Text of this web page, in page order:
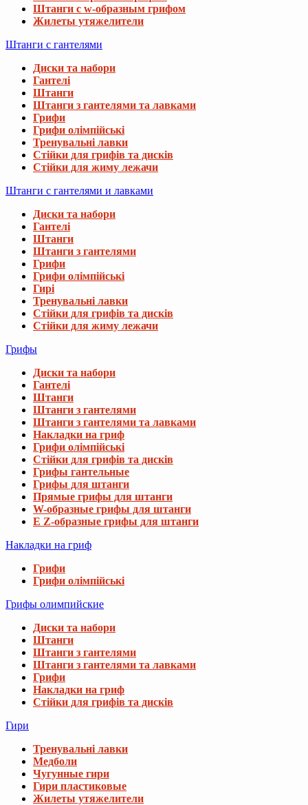
Штанги с w-образным грифом
Жилеты утяжелители
Штанги с гантелями
Диски та набори
Гантелі
Штанги
Штанги з гантелями та лавками
Грифи
Грифи олімпійські
Тренувальні лавки
Стійки для грифів та дисків
Стійки для жиму лежачи
Штанги с гантелями и лавками
Диски та набори
Гантелі
Штанги
Штанги з гантелями
Грифи
Грифи олімпійські
Гирі
Тренувальні лавки
Стійки для грифів та дисків
Стійки для жиму лежачи
Грифы
Диски та набори
Гантелі
Штанги
Штанги з гантелями
Штанги з гантелями та лавками
Накладки на гриф
Грифи олімпійські
Стійки для грифів та дисків
Грифы гантельные
Грифы для штанги
Прямые грифы для штанги
W-образные грифы для штанги
E Z-образные грифы для штанги
Накладки на гриф
Грифи
Грифи олімпійські
Грифы олимпийские
Диски та набори
Штанги
Штанги з гантелями
Штанги з гантелями та лавками
Грифи
Накладки на гриф
Стійки для грифів та дисків
Гири
Тренувальні лавки
Медболи
Чугунные гири
Гири пластиковые
Жилеты утяжелители